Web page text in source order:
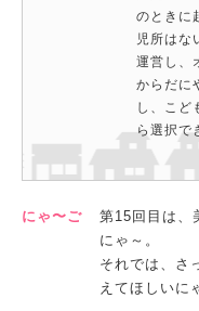
のときに
児所はな
運営し、
からだに
し、こど
ら選択で
にゃ〜ご
第15回目は、
にゃ～。
それでは、さ
えてほしいに